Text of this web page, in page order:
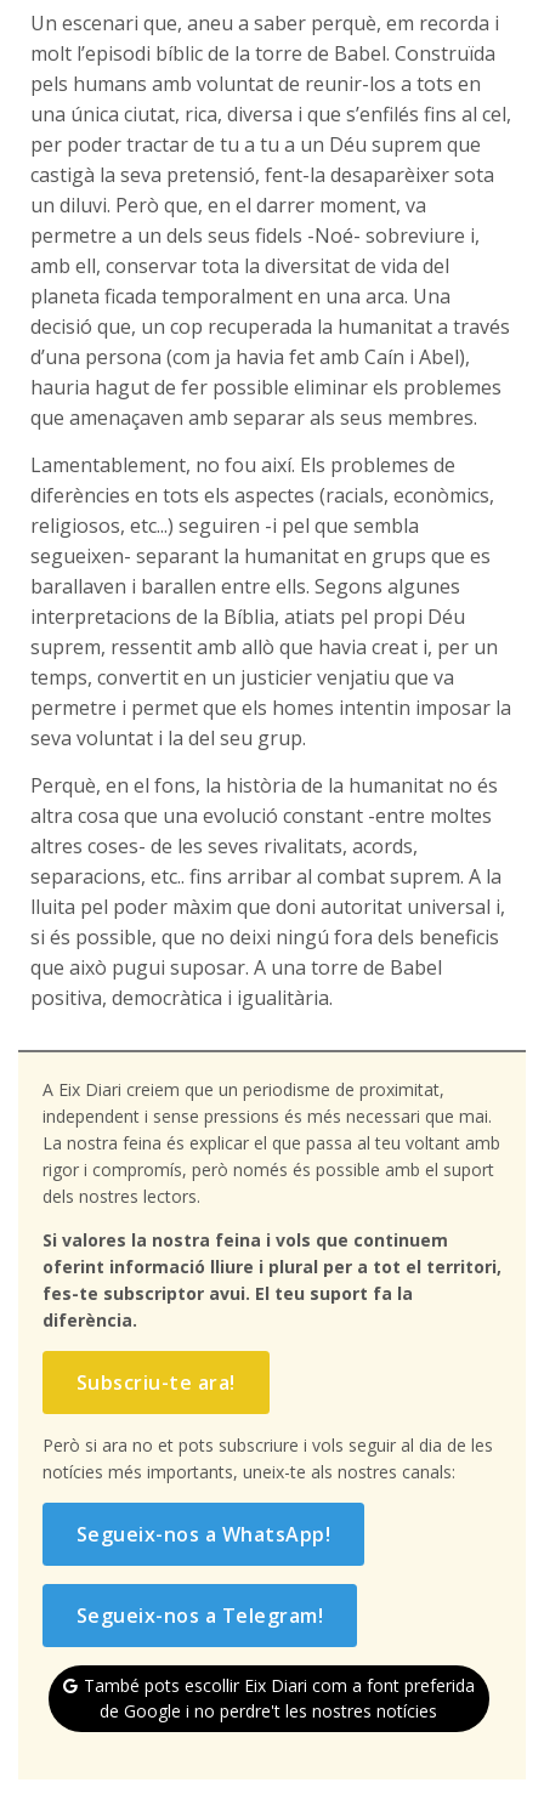
Un escenari que, aneu a saber perquè, em recorda i
molt l’episodi bíblic de la torre de Babel. Construïda
pels humans amb voluntat de reunir-los a tots en
una única ciutat, rica, diversa i que s’enfilés fins al cel,
per poder tractar de tu a tu a un Déu suprem que
castigà la seva pretensió, fent-la desaparèixer sota
un diluvi. Però que, en el darrer moment, va
permetre a un dels seus fidels -Noé- sobreviure i,
amb ell, conservar tota la diversitat de vida del
planeta ficada temporalment en una arca. Una
decisió que, un cop recuperada la humanitat a través
d’una persona (com ja havia fet amb Caín i Abel),
hauria hagut de fer possible eliminar els problemes
que amenaçaven amb separar als seus membres.
Lamentablement, no fou així. Els problemes de
diferències en tots els aspectes (racials, econòmics,
religiosos, etc...) seguiren -i pel que sembla
segueixen- separant la humanitat en grups que es
barallaven i barallen entre ells. Segons algunes
interpretacions de la Bíblia, atiats pel propi Déu
suprem, ressentit amb allò que havia creat i, per un
temps, convertit en un justicier venjatiu que va
permetre i permet que els homes intentin imposar la
seva voluntat i la del seu grup.
Perquè, en el fons, la història de la humanitat no és
altra cosa que una evolució constant -entre moltes
altres coses- de les seves rivalitats, acords,
separacions, etc.. fins arribar al combat suprem. A la
lluita pel poder màxim que doni autoritat universal i,
si és possible, que no deixi ningú fora dels beneficis
que això pugui suposar. A una torre de Babel
positiva, democràtica i igualitària.
A Eix Diari creiem que un periodisme de proximitat,
independent i sense pressions és més necessari que mai.
La nostra feina és explicar el que passa al teu voltant amb
rigor i compromís, però només és possible amb el suport
dels nostres lectors.
Si valores la nostra feina i vols que continuem
oferint informació lliure i plural per a tot el territori,
fes-te subscriptor avui. El teu suport fa la
diferència.
Subscriu-te ara!
Però si ara no et pots subscriure i vols seguir al dia de les
notícies més importants, uneix-te als nostres canals:
Segueix-nos a WhatsApp!
Segueix-nos a Telegram!
També pots escollir Eix Diari com a font preferida
de Google i no perdre't les nostres notícies